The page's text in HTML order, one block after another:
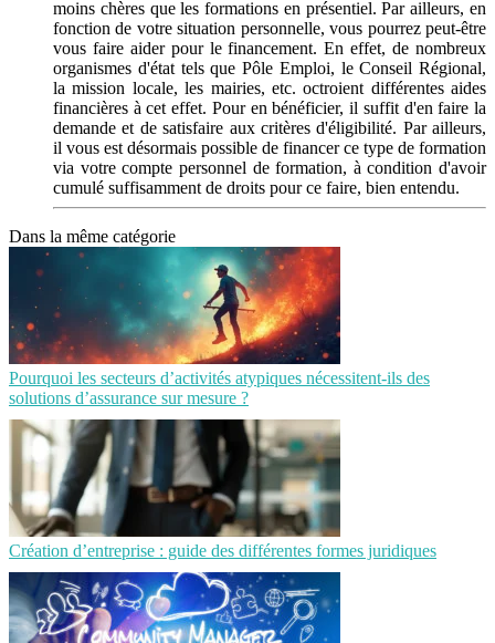
moins chères que les formations en présentiel. Par ailleurs, en
fonction de votre situation personnelle, vous pourrez peut-être
vous faire aider pour le financement. En effet, de nombreux
organismes d'état tels que Pôle Emploi, le Conseil Régional,
la mission locale, les mairies, etc. octroient différentes aides
financières à cet effet. Pour en bénéficier, il suffit d'en faire la
demande et de satisfaire aux critères d'éligibilité. Par ailleurs,
il vous est désormais possible de financer ce type de formation
via votre compte personnel de formation, à condition d'avoir
cumulé suffisamment de droits pour ce faire, bien entendu.
Dans la même catégorie
Pourquoi les secteurs d’activités atypiques nécessitent-ils des
solutions d’assurance sur mesure ?
Création d’entreprise : guide des différentes formes juridiques